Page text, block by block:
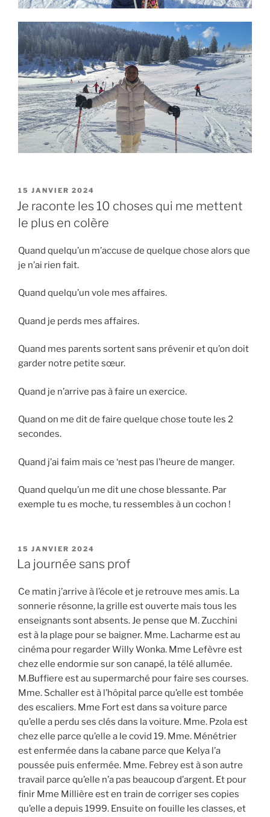
PUBLIÉ
LE
15 JANVIER 2024
Je raconte les 10 choses qui me mettent
le plus en colère
Quand quelqu’un m’accuse de quelque chose alors que
je n’ai rien fait.
Quand quelqu’un vole mes affaires.
Quand je perds mes affaires.
Quand mes parents sortent sans prévenir et qu’on doit
garder notre petite sœur.
Quand je n’arrive pas à faire un exercice.
Quand on me dit de faire quelque chose toute les 2
secondes.
Quand j’ai faim mais ce ‘nest pas l’heure de manger.
Quand quelqu’un me dit une chose blessante. Par
exemple tu es moche, tu ressembles à un cochon !
PUBLIÉ
LE
15 JANVIER 2024
La journée sans prof
Ce matin j’arrive à l’école et je retrouve mes amis. La
sonnerie résonne, la grille est ouverte mais tous les
enseignants sont absents. Je pense que M. Zucchini
est à la plage pour se baigner. Mme. Lacharme est au
cinéma pour regarder Willy Wonka. Mme Lefèvre est
chez elle endormie sur son canapé, la télé allumée.
M.Buffiere est au supermarché pour faire ses courses.
Mme. Schaller est à l’hôpital parce qu’elle est tombée
des escaliers. Mme Fort est dans sa voiture parce
qu’elle a perdu ses clés dans la voiture. Mme. Pzola est
chez elle parce qu’elle a le covid 19. Mme. Ménétrier
est enfermée dans la cabane parce que Kelya l’a
poussée puis enfermée. Mme. Febrey est à son autre
travail parce qu’elle n’a pas beaucoup d’argent. Et pour
finir Mme Millière est en train de corriger ses copies
qu’elle a depuis 1999. Ensuite on fouille les classes, et